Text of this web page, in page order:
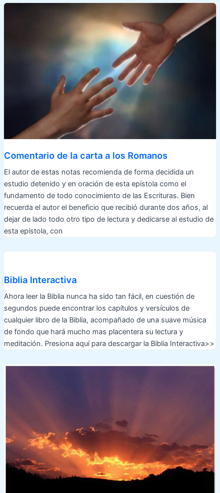
Comentario de la carta a los Romanos
El autor de estas notas recomienda de forma decidida un
estudio detenido y en oración de esta epístola como el
fundamento de todo conocimiento de las Escrituras. Bien
recuerda el autor el beneficio que recibió durante dos años, al
dejar de lado todo otro tipo de lectura y dedicarse al estudio de
esta epístola, con
Biblia Interactiva
Ahora leer la Biblia nunca ha sido tan fácil, en cuestión de
segundos puede encontrar los capítulos y versículos de
cualquier libro de la Biblia, acompañado de una suave música
de fondo que hará mucho mas placentera su lectura y
meditación. Presiona aquí para descargar la Biblia Interactiva>>